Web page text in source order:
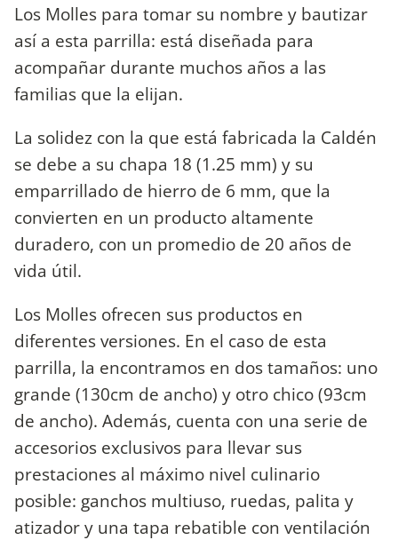
Los Molles para tomar su nombre y bautizar
así a esta parrilla: está diseñada para
acompañar durante muchos años a las
familias que la elijan.
La solidez con la que está fabricada la Caldén
se debe a su chapa 18 (1.25 mm) y su
emparrillado de hierro de 6 mm, que la
convierten en un producto altamente
duradero, con un promedio de 20 años de
vida útil.
Los Molles ofrecen sus productos en
diferentes versiones. En el caso de esta
parrilla, la encontramos en dos tamaños: uno
grande (130cm de ancho) y otro chico (93cm
de ancho). Además, cuenta con una serie de
accesorios exclusivos para llevar sus
prestaciones al máximo nivel culinario
posible: ganchos multiuso, ruedas, palita y
atizador y una tapa rebatible con ventilación